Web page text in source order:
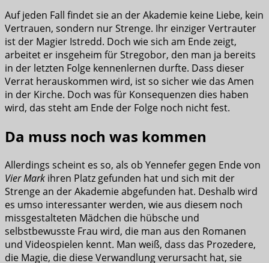
Auf jeden Fall findet sie an der Akademie keine Liebe, kein
Vertrauen, sondern nur Strenge. Ihr einziger Vertrauter
ist der Magier Istredd. Doch wie sich am Ende zeigt,
arbeitet er insgeheim für Stregobor, den man ja bereits
in der letzten Folge kennenlernen durfte. Dass dieser
Verrat herauskommen wird, ist so sicher wie das Amen
in der Kirche. Doch was für Konsequenzen dies haben
wird, das steht am Ende der Folge noch nicht fest.
Da muss noch was kommen
Allerdings scheint es so, als ob Yennefer gegen Ende von
Vier Mark ihren Platz gefunden hat und sich mit der
Strenge an der Akademie abgefunden hat. Deshalb wird
es umso interessanter werden, wie aus diesem noch
missgestalteten Mädchen die hübsche und
selbstbewusste Frau wird, die man aus den Romanen
und Videospielen kennt. Man weiß, dass das Prozedere,
die Magie, die diese Verwandlung verursacht hat, sie